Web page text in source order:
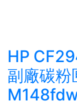
HP
副廠碳